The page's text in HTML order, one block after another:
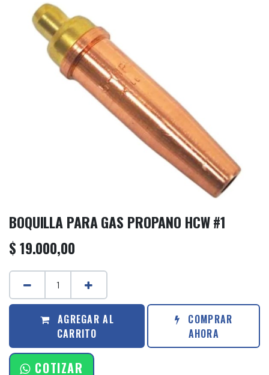
BOQUILLA PARA GAS PROPANO HCW #1
$ 19.000,00
AGREGAR AL
CARRITO
COMPRAR
AHORA
COTIZAR